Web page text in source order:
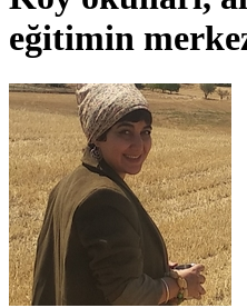
eğitimin